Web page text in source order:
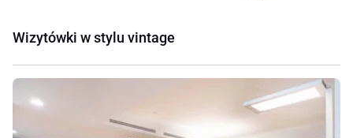
Wizytówki w stylu vintage